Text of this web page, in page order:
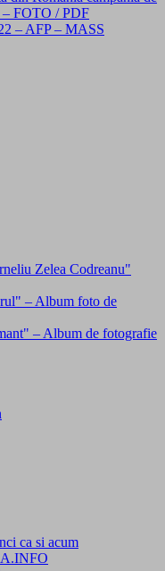
FOTO / PDF
– AFP – MASS
Zelea Codreanu"
– Album foto de
– Album de fotografie
ca si acum